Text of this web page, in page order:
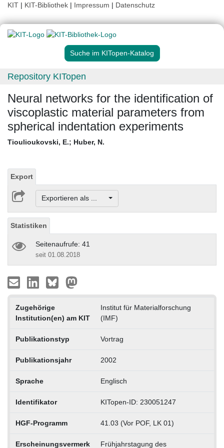
KIT | KIT-Bibliothek | Impressum | Datenschutz
Suche im KITopen-Katalog
Repository KITopen
Neural networks for the identification of
viscoplastic material parameters from
spherical indentation experiments
Tioulioukovski, E.; Huber, N.
Export
Exportieren als ...
Statistiken
Seitenaufrufe: 41
seit 01.08.2018
Zugehörige
Institution(en) am KIT
Institut für Materialforschung
(IMF)
Publikationstyp Vortrag
Publikationsjahr 2002
Sprache Englisch
Identifikator KITopen-ID: 230051247
HGF-Programm 41.03 (Vor POF, LK 01)
Erscheinungsvermerk Frühjahrstagung des